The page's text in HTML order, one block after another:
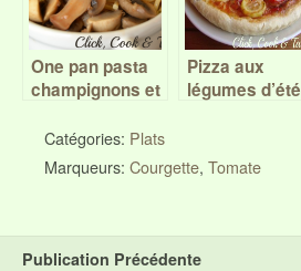
One pan pasta
champignons et
Pizza aux
légumes d’été
Catégories: Plats
Marqueurs: Courgette, Tomate
Publication Précédente